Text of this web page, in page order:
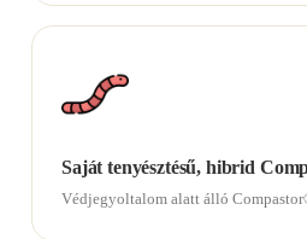
Saját tenyésztésű, hibrid
Védjegyoltalom alatt álló